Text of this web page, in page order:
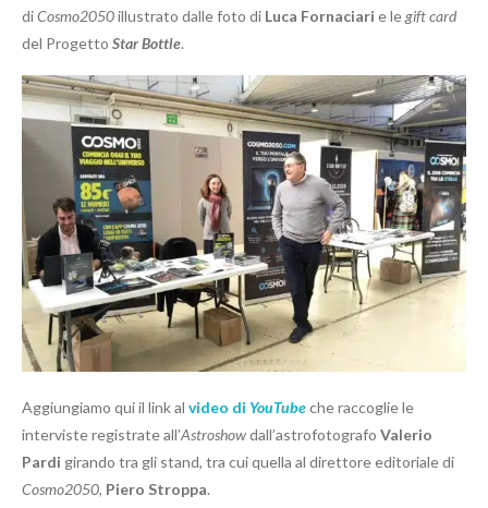
diCosmo2050illustrato dalle foto di Luca Fornaciari e legift card
del Progetto Star Bottle.
Aggiungiamo qui il link al video di YouTubeche raccoglie le
interviste registrate all’Astroshowdall’astrofotografo Valerio
Pardi girando tra gli stand, tra cui quella al direttore editoriale di
Cosmo2050, Piero Stroppa.